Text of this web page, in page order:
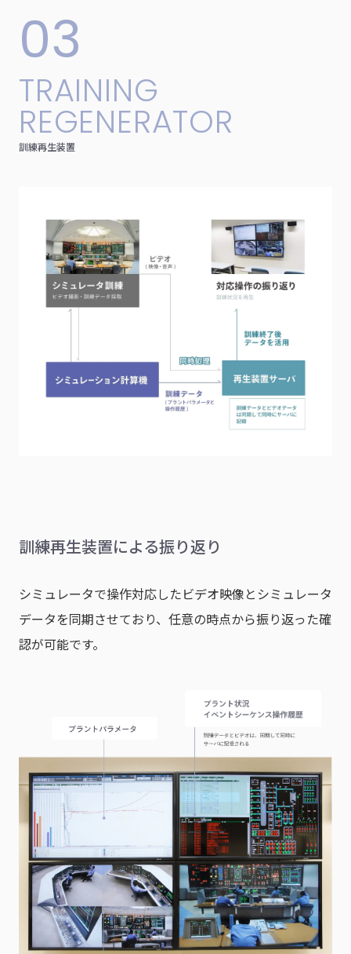
03
TRAINING
REGENERATOR
訓練再生装置
訓練再生装置による振り返り
シミュレータで操作対応したビデオ映像とシミュレータ
データを同期させており、任意の時点から振り返った確
認が可能です。